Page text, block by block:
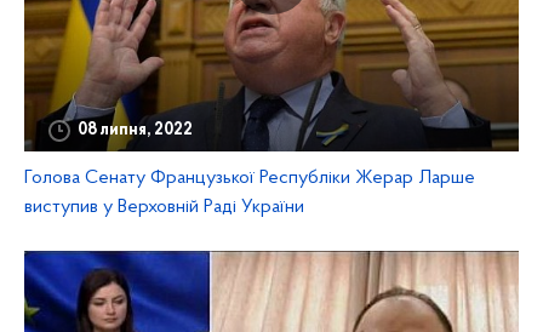
08 липня, 2022
Голова Сенату Французької Республіки Жерар Ларше
виступив у Верховній Раді України